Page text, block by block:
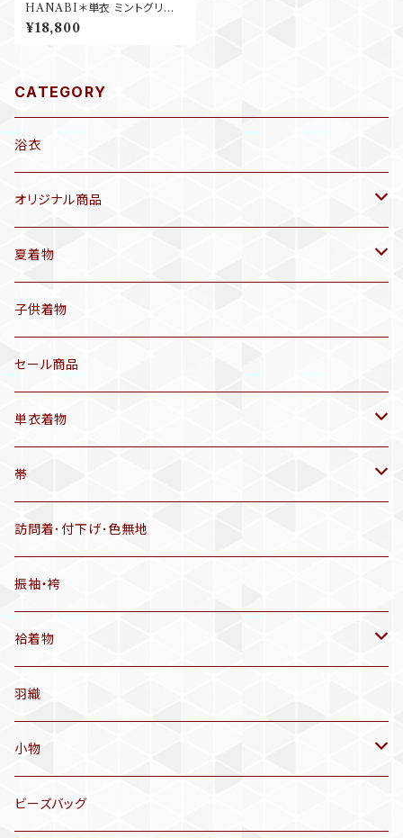
HANABI＊単衣 ミントグリー
ン 縫い紋 洒落紋 花 小紋着物
B094
¥18,800
CATEGORY
浴衣
オリジナル商品
袷着物(10〜5月頃)
セオα 着物(5〜9月頃)
三分紐
帯揚げ
羽織
半幅帯
有松絞り浴衣(6～9月頃)
夏着物
アンティーク着物
リサイクル着物
子供着物
セール商品
単衣着物
アンティーク着物
リサイクル着物
帯
リサイクル帯
アンティーク帯
アンティーク仕立てかえ帯
名古屋帯
洒落袋帯
袋帯
訪問着･付下げ･色無地
振袖・袴
袷着物
アンティーク着物
リサイクル着物
訪問着、付下げ、色無地
羽織
小物
帯揚げ
ビーズバッグ